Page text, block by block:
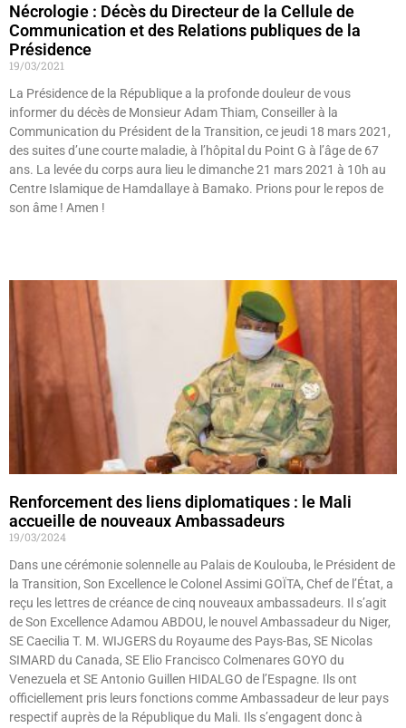
Nécrologie : Décès du Directeur de la Cellule de
Communication et des Relations publiques de la
Présidence
19/03/2021
La Présidence de la République a la profonde douleur de vous
informer du décès de Monsieur Adam Thiam, Conseiller à la
Communication du Président de la Transition, ce jeudi 18 mars 2021,
des suites d’une courte maladie, à l’hôpital du Point G à l’âge de 67
ans. La levée du corps aura lieu le dimanche 21 mars 2021 à 10h au
Centre Islamique de Hamdallaye à Bamako. Prions pour le repos de
son âme ! Amen !
Renforcement des liens diplomatiques : le Mali
accueille de nouveaux Ambassadeurs
19/03/2024
Dans une cérémonie solennelle au Palais de Koulouba, le Président de
la Transition, Son Excellence le Colonel Assimi GOÏTA, Chef de l’État, a
reçu les lettres de créance de cinq nouveaux ambassadeurs. Il s’agit
de Son Excellence Adamou ABDOU, le nouvel Ambassadeur du Niger,
SE Caecilia T. M. WIJGERS du Royaume des Pays-Bas, SE Nicolas
SIMARD du Canada, SE Elio Francisco Colmenares GOYO du
Venezuela et SE Antonio Guillen HIDALGO de l’Espagne. Ils ont
officiellement pris leurs fonctions comme Ambassadeur de leur pays
respectif auprès de la République du Mali. Ils s’engagent donc à